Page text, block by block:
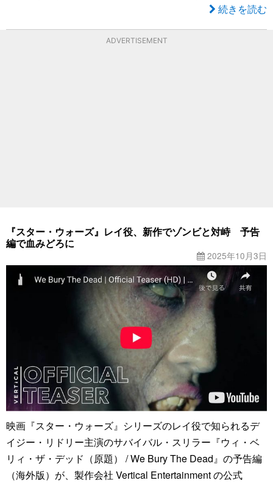
続きを読む
ADVERTISEMENT
『スター・ウォーズ』レイ役、新作でゾンビと対峙 予告
編で血みどろに
2025年10月3日
映画『スター・ウォーズ』シリーズのレイ役で知られるデ
イジー・リドリー主演のサバイバル・スリラー『ウィ・ベ
リィ・ザ・デッド（原題） / We Bury The Dead』の予告編
（海外版）が、製作会社 Vertical Entertainment の公式